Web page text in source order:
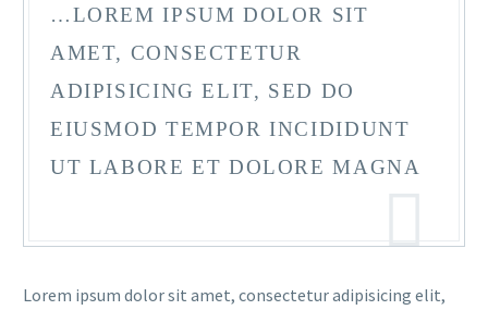
…LOREM IPSUM DOLOR SIT
AMET, CONSECTETUR
ADIPISICING ELIT, SED DO
EIUSMOD TEMPOR INCIDIDUNT
UT LABORE ET DOLORE MAGNA
Lorem ipsum dolor sit amet, consectetur adipisicing elit,